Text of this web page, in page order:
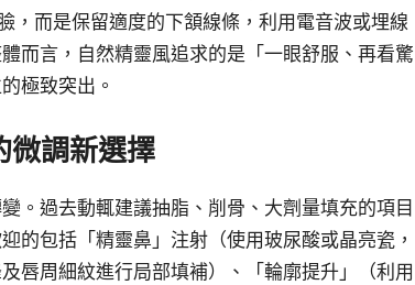
，而是保留適度的下頷線條，利用電音波或埋線
而言，自然精靈風追求的是「一眼舒服、再看驚
極致突出。
微調新選擇
。過去動輒建議抽脂、削骨、大劑量填充的項目
的包括「精靈鼻」注射（使用玻尿酸或晶亮瓷，
唇周細紋進行局部填補）、「輪廓提升」（利用